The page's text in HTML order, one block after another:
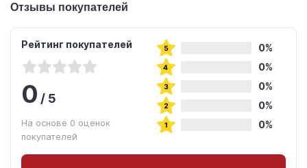
Отзывы покупателей
Рейтинг покупателей
0/5
На основе 0 оценок
покупателей
0%
0%
0%
0%
0%